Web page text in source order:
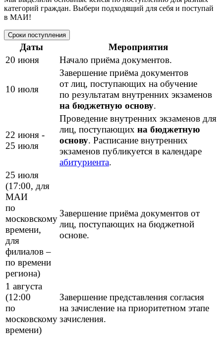
категорий граждан. Выбери подходящий для себя и поступай
в МАИ!
Сроки поступления
Даты
Мероприятия
20 июня
Начало приёма документов.
10 июля
Завершение приёма документов
от лиц, поступающих на обучение
по результатам внутренних экзаменов
на бюджетную основу.
22 июня -
25 июля
Проведение внутренних экзаменов для
лиц, поступающих на бюджетную
основу. Расписание внутренних
экзаменов публикуется в календаре
абитуриента.
25 июля
(17:00, для
МАИ
по
московскому
времени,
для
филиалов –
по времени
региона)
Завершение приёма документов от
лиц, поступающих на бюджетной
основе.
1 августа
(12:00
по
московскому
времени)
Завершение представления согласия
на зачисление на приоритетном этапе
зачисления.